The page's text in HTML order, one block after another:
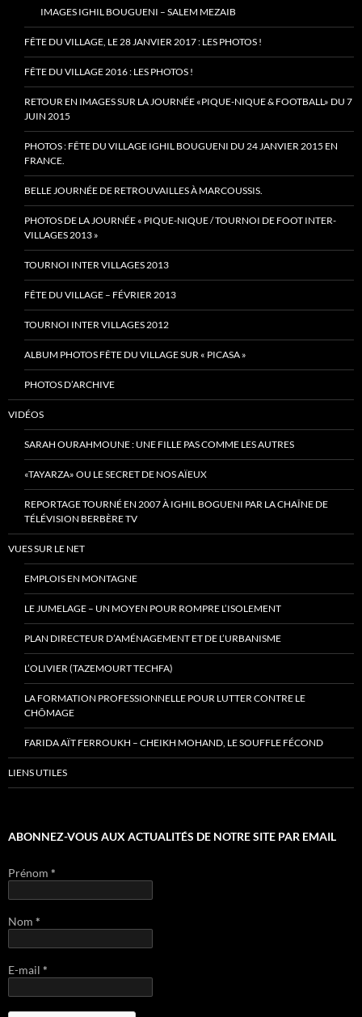
IMAGES IGHIL BOUGUENI – SALEM MEZAIB
FÊTE DU VILLAGE, LE 28 JANVIER 2017 : LES PHOTOS !
FÊTE DU VILLAGE 2016 : LES PHOTOS !
RETOUR EN IMAGES SUR LA JOURNÉE «PIQUE-NIQUE & FOOTBALL» DU 7
JUIN 2015
PHOTOS : FÊTE DU VILLAGE IGHIL BOUGUENI DU 24 JANVIER 2015 EN
FRANCE.
BELLE JOURNÉE DE RETROUVAILLES À MARCOUSSIS.
PHOTOS DE LA JOURNÉE « PIQUE-NIQUE / TOURNOI DE FOOT INTER-
VILLAGES 2013 »
TOURNOI INTER VILLAGES 2013
FÊTE DU VILLAGE – FÉVRIER 2013
TOURNOI INTER VILLAGES 2012
ALBUM PHOTOS FÊTE DU VILLAGE SUR « PICASA »
PHOTOS D’ARCHIVE
VIDÉOS
SARAH OURAHMOUNE : UNE FILLE PAS COMME LES AUTRES
«TAYARZA» OU LE SECRET DE NOS AÏEUX
REPORTAGE TOURNÉ EN 2007 À IGHIL BOGUENI PAR LA CHAÎNE DE
TÉLÉVISION BERBÈRE TV
VUES SUR LE NET
EMPLOIS EN MONTAGNE
LE JUMELAGE – UN MOYEN POUR ROMPRE L’ISOLEMENT
PLAN DIRECTEUR D’AMÉNAGEMENT ET DE L’URBANISME
L’OLIVIER (TAZEMOURT TECHFA)
LA FORMATION PROFESSIONNELLE POUR LUTTER CONTRE LE
CHÔMAGE
FARIDA AÏT FERROUKH – CHEIKH MOHAND, LE SOUFFLE FÉCOND
LIENS UTILES
ABONNEZ-VOUS AUX ACTUALITÉS DE NOTRE SITE PAR EMAIL
Prénom *
Nom *
E-mail *